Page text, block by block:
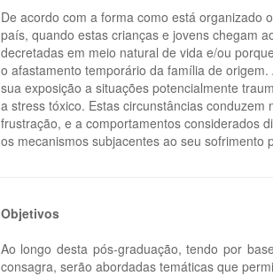
De acordo com a forma como está organizado
país, quando estas crianças e jovens chegam
decretadas em meio natural de vida e/ou
o afastamento temporário da família de
sua exposição a situações potencialmente
a stress tóxico. Estas circunstâncias
frustração, e a comportamentos considerados
os mecanismos subjacentes ao seu
Objetivos
Ao longo desta pós-graduação, tendo por
consagra, serão abordadas temáticas que